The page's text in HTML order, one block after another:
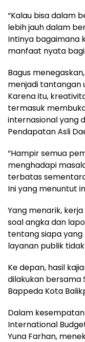
“Kalau bisa dalam
lebih jauh dalam
Intinya bagaimana
manfaat nyata
Bagus
menjadi tantangan
Karena itu,
termasuk
internasional yang
Pendapatan Asli
“Hampir semua
menghadapi
terbatas
Ini yang menuntut
Yang menarik,
soal angka dan
tentang siapa
layanan publik
Ke depan, hasil
dilakukan bersama
Bappeda Kota
Dalam
International
Yuna Farhan,